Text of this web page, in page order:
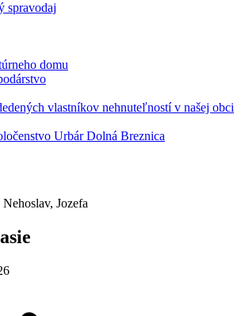
spravodaj
domu
vlastníkov nehnuteľností v našej obci
Urbár Dolná Breznica
Nehoslav, Jozefa